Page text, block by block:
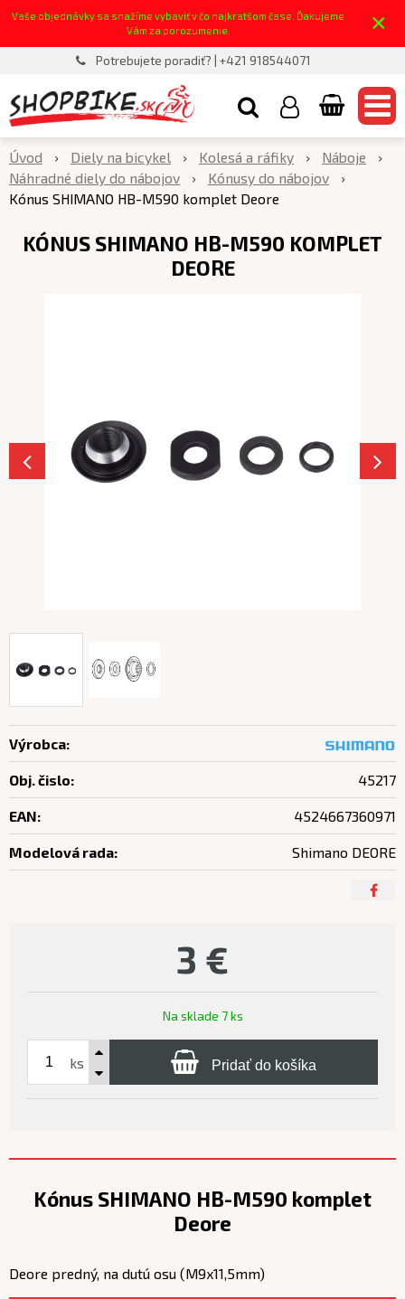
Vaše objednávky sa snažíme vybaviť v čo najkratšom čase. Ďakujeme
Vám za porozumenie.
×
Potrebujete poradiť? | +421 918544071
Úvod Diely na bicykel Kolesá a ráfiky
Náboje
Náhradné diely do nábojov
Kónusy do nábojov
Kónus SHIMANO HB-M590 komplet Deore
KÓNUS SHIMANO HB-M590 KOMPLET
DEORE
3 €
Na sklade 7 ks
ks Pridať do košíka
Výrobca:
Obj. čislo: 45217
EAN: 4524667360971
Modelová rada: Shimano DEORE
Kónus SHIMANO HB-M590 komplet
Deore
Deore predný, na dutú osu (M9x11,5mm)